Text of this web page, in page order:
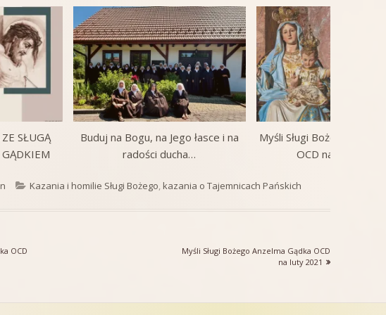
SŁUGĄ
Buduj na Bogu, na Jego łasce i na
radości ducha…
Myśli Sługi Bożego
OCD na lipiec 2026
Kategorie
Kazania i homilie Sługi Bożego, kazania o Tajemnicach Pańskich
OCD
Następny
Myśli Sługi Bożego Anzelma Gądka OCD
na luty 2021